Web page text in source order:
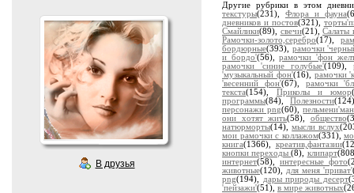
В друзья
Другие рубрики в этом
текстуры(231), Флора и фауна
дневников и постов(321),
Смайлики(89), свечи(21),Салаты
Рамочки-золото,серебро(17),
бордюрные(393), рамочки
и бордо'(56),рамочки 'фон
рамочки 'синие голубые'(109),
'музыкальный фон'(16), рамочки
'весенний фон'(67), рамочки
текста(154), Приколы и юмор
программы(84),Полезности
персонажи png(60),
они хотят жить(58), общество
натюрморты(14),мысли вслух
мои рамочки с коллажом(331),
книга(1366), креатив,фантазии
кнопки переходы(8), клипарт
интернет(58), интересные фото
животные(120), для меня 'приват'
png(194), дары природы десерт
'пейзажи'(51), в мире животных